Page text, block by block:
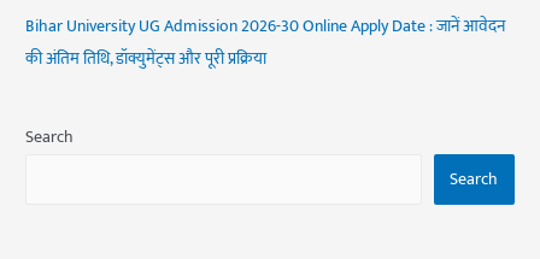
Bihar University UG Admission 2026-30 Online Apply Date : जानें आवेदन
की अंतिम तिथि, डॉक्युमेंट्स और पूरी प्रक्रिया
Search
Search